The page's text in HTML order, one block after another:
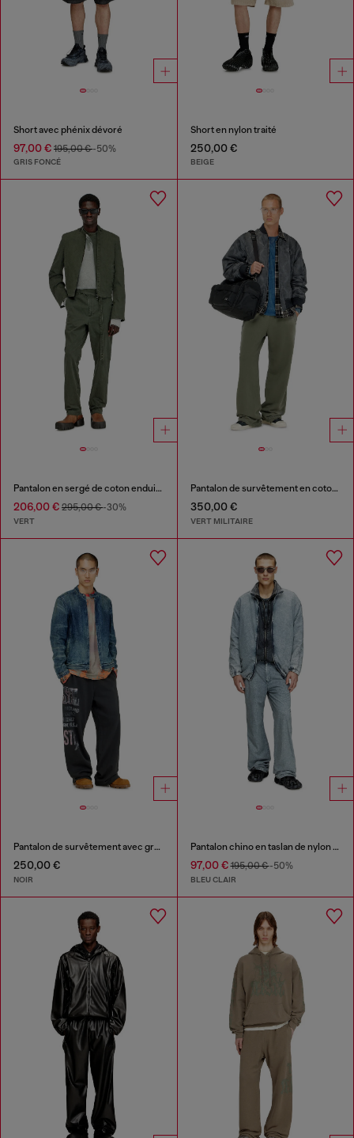
Short avec phénix dévoré
97,00 € 195,00 €-50%
GRIS FONCÉ
Short en nylon traité
250,00 €
BEIGE
Pantalon en sergé de coton enduit avec sangle de motard
206,00 € 295,00 €-30%
VERT
Pantalon de survêtement en coton effet destroyed
350,00 €
VERT MILITAIRE
Pantalon de survêtement avec graphismes concert
250,00 €
NOIR
Pantalon chino en taslan de nylon recyclé
97,00 €195,00 €-50%
BLEU CLAIR